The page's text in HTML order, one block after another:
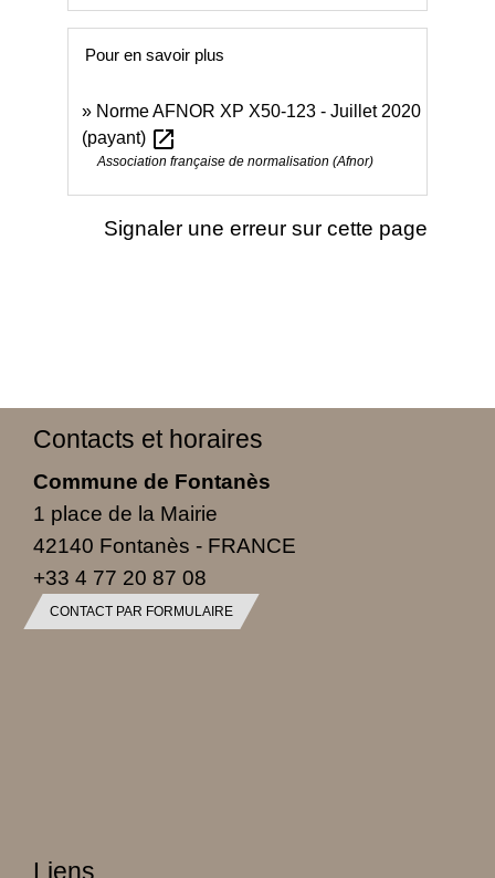
Pour en savoir plus
Norme AFNOR XP X50-123 - Juillet 2020
(payant) open_in_new
Association française de normalisation (Afnor)
Signaler une erreur sur cette page
Contacts et horaires
Commune de Fontanès
1 place de la Mairie
42140 Fontanès - FRANCE
+33 4 77 20 87 08
CONTACT PAR FORMULAIRE
Liens